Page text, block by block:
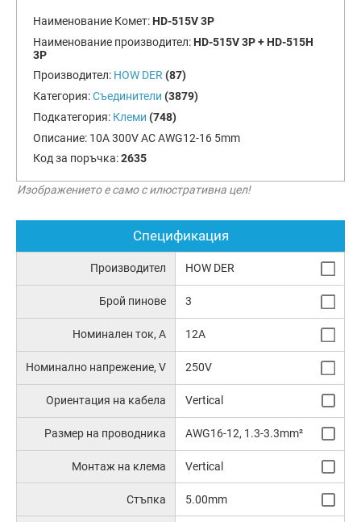
Наименование Комет: HD-515V 3P
Наименование производител: HD-515V 3P + HD-515H
3P
Производител: HOW DER (87)
Категория:Съединители (3879)
Подкатегория: Клеми (748)
Описание: 10A 300V AC AWG12-16 5mm
Код за поръчка:2635
Изображението е само с илюстративна цел!
Спецификация
Производител HOW DER
Брой пинове 3
Номинален ток, А 12A
Номинално напрежение, V 250V
Ориентация на кабела Vertical
Размер на проводника AWG16-12, 1.3-3.3mm²
Монтаж на клема Vertical
Стъпка 5.00mm